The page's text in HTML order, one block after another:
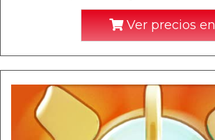
Ver precios